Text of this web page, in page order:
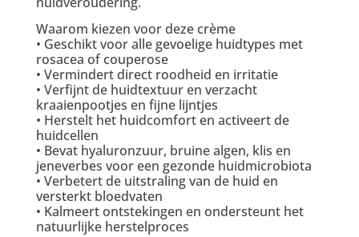
Waarom kiezen voor deze crème
• Geschikt voor alle gevoelige huidtypes met
rosacea of couperose
• Vermindert direct roodheid en irritatie
• Verfijnt de huidtextuur en verzacht
kraaienpootjes en fijne lijntjes
• Herstelt het huidcomfort en activeert de
huidcellen
• Bevat hyaluronzuur, bruine algen, klis en
jeneverbes voor een gezonde huidmicrobiota
• Verbetert de uitstraling van de huid en
versterkt bloedvaten
• Kalmeert ontstekingen en ondersteunt het
natuurlijke herstelproces